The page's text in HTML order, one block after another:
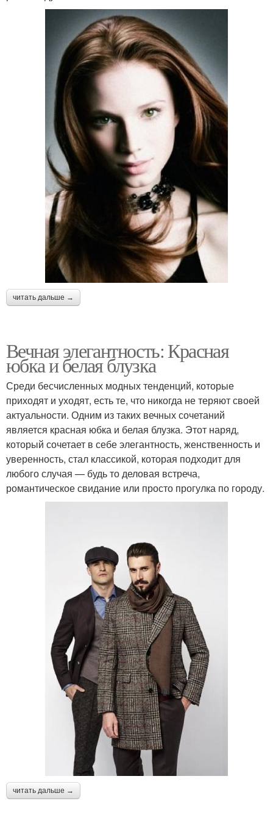
читать дальше →
Вечная элегантность: Красная
юбка и белая блузка
Среди бесчисленных модных тенденций, которые
приходят и уходят, есть те, что никогда не теряют своей
актуальности. Одним из таких вечных сочетаний
является красная юбка и белая блузка. Этот наряд,
который сочетает в себе элегантность, женственность и
уверенность, стал классикой, которая подходит для
любого случая — будь то деловая встреча,
романтическое свидание или просто прогулка по городу.
читать дальше →